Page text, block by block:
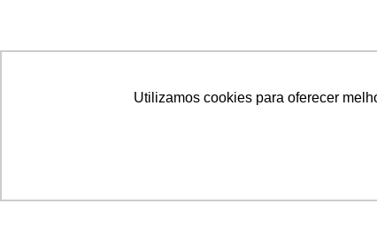
Utilizamos cookies para oferecer